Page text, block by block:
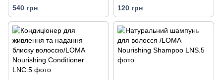
живлення волосся
540 грн 120 грн